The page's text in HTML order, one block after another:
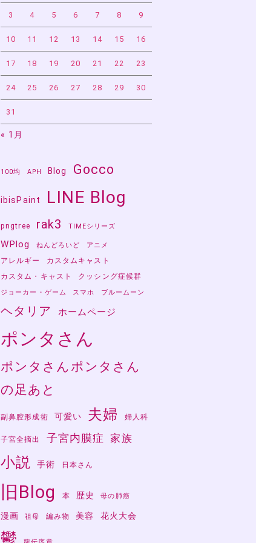
3 4 5 6 7 8 9
10 11 12 13 14 15 16
17 18 19 20 21 22 23
24 25 26 27 28 29 30
31
« 1月
100均 APH Blog Gocco
ibisPaint LINE Blog
pngtree rak3 TIMEシリーズ
WPlog ねんどろいど アニメ
アレルギー
カスタムキャスト
カスタム・キャスト
クッシング症候群
ジョーカー・ゲーム スマホ ブルームーン
ヘタリア ホームページ
ポンタさん
ポンタさんポンタさん
の足あと
副鼻腔形成術 可愛い 夫婦 婦人科
子宮全摘出 子宮内膜症 家族
小説 手術 日本さん
旧Blog 本 歴史 母の肺癌
漫画 祖母 編み物 美容 花火大会
鬱